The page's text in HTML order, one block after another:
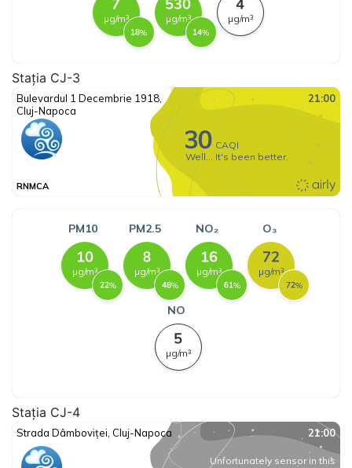
Stația CJ-3
Stația CJ-4